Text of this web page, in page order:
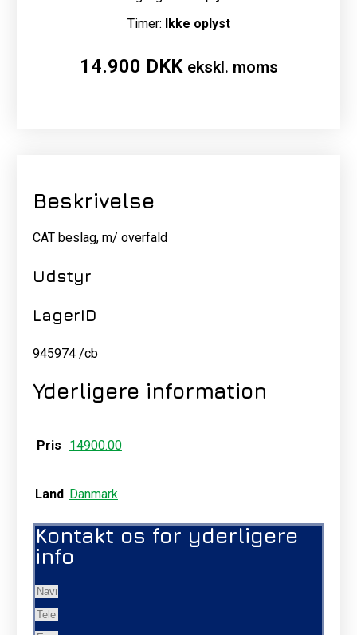
Timer: Ikke oplyst
14.900 DKK ekskl. moms
Beskrivelse
CAT beslag, m/ overfald
Udstyr
LagerID
945974 /cb
Yderligere information
Pris 14900.00
Land Danmark
Kontakt os for yderligere
info